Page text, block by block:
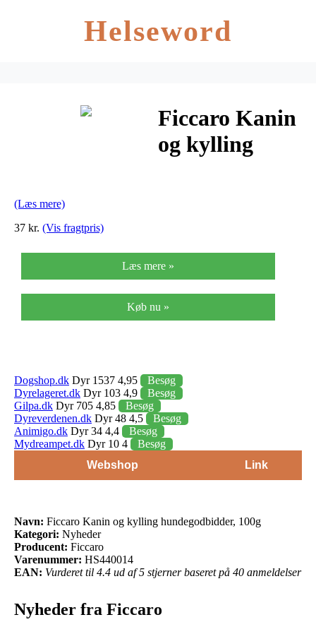
Helseword
Ficcaro Kanin
og kylling
(Læs mere)
37 kr. (Vis fragtpris)
Læs mere »
Køb nu »
Dogshop.dk Dyr 1537 4,95
Besøg
Dyrelageret.dk Dyr 103 4,9
Besøg
Gilpa.dk Dyr 705 4,85
Besøg
Dyreverdenen.dk Dyr 48 4,5
Besøg
Animigo.dk Dyr 34 4,4
Besøg
Mydreampet.dk Dyr 10 4
Besøg
Webshop
Link
Navn: Ficcaro Kanin og kylling hundegodbidder, 100g
Kategori: Nyheder
Producent: Ficcaro
Varenummer: HS440014
EAN: Vurderet til 4.4 ud af 5 stjerner baseret på 40 anmeldelser
Nyheder fra Ficcaro